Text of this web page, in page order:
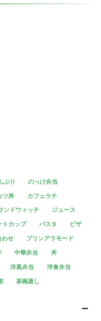
ぶり
のっけ弁当
ツ丼
カフェラテ
ンドウィッチ
ジュース
トカップ パスタ
ピザ
わせ
プリンアラモード
中華弁当
丼
洋風弁当
洋食弁当
茶碗蒸し